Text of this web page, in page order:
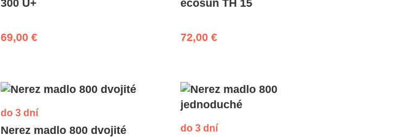
300 U+
69,00 €
ecosun TH 15
72,00 €
do 3 dní
Nerez madlo 800 dvojité do 3 dní